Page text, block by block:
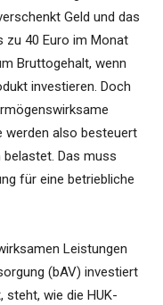
Geld und das
zu 40 Euro im Monat
Bruttogehalt, wenn
investieren. Doch
werden also besteuert
Das muss
für eine betriebliche
Leistungen
(bAV) investiert
wie die HUK-